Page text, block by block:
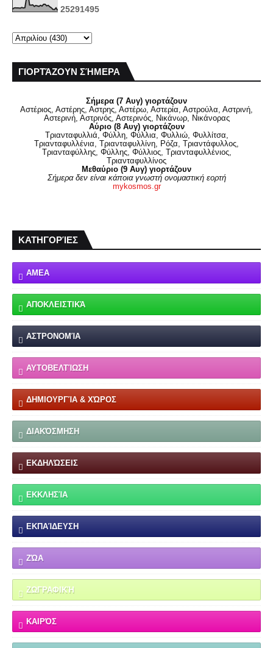
25291495
ΓΙΟΡΤΆΖΟΥΝ ΣΉΜΕΡΑ
Σήμερα (7 Αυγ) γιορτάζουν
Αστέριος, Αστέρης, Αστρης, Αστέρω, Αστερία, Αστρούλα, Αστρινή,
Αστερινή, Αστρινός, Αστερινός, Νικάνωρ, Νικάνορας
Αύριο (8 Αυγ) γιορτάζουν
Τριανταφυλλιά, Φύλλη, Φύλλια, Φυλλιώ, Φυλλίτσα,
Τριανταφυλλένια, Τριανταφυλλίνη, Ρόζα, Τριαντάφυλλος,
Τριανταφύλλης, Φύλλης, Φύλλιος, Τριανταφυλλένιος,
Τριανταφυλλίνος
Μεθαύριο (9 Αυγ) γιορτάζουν
Σήμερα δεν είναι κάποια γνωστή ονομαστική εορτή
mykosmos.gr
ΚΑΤΗΓΟΡΊΕΣ
ΑΜΕΑ
ΑΠΟΚΛΕΙΣΤΙΚΆ
ΑΣΤΡΟΝΟΜΊΑ
ΑΥΤΟΒΕΛΤΊΩΣΗ
ΔΗΜΙΟΥΡΓΊΑ & ΧΏΡΟΣ
ΔΙΑΚΌΣΜΗΣΗ
ΕΚΔΗΛΏΣΕΙΣ
ΕΚΚΛΗΣΊΑ
ΕΚΠΑΊΔΕΥΣΗ
ΖΏΑ
ΖΩΓΡΑΦΙΚΉ
ΚΑΙΡΌΣ